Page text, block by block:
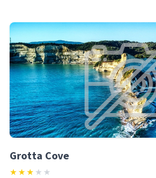
Grotta Cove
★★★ ★ ★